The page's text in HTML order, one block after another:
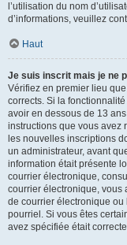
l’utilisation du nom
d’informations, veuillez
Haut
Je suis inscrit mais je ne
Vérifiez en premier lieu
corrects. Si la
avoir en dessous de 13
instructions que vous avez
les nouvelles inscriptions
un administrateur, avant
information était présente
courrier électronique,
courrier électronique, vous
de courrier électronique ou
pourriel. Si vous êtes
avez spécifiée était